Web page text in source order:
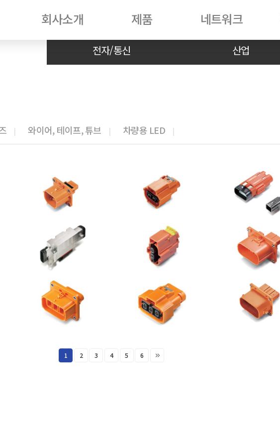
회사소개 제품 네트워크
전자/통신 산업
와이어, 테이프, 튜브 차량용 LED
1 2 3 4 5 6